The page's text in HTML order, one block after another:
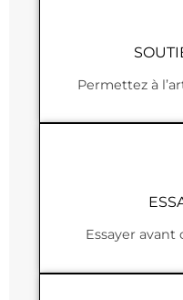
Permettez à
Essayer avant